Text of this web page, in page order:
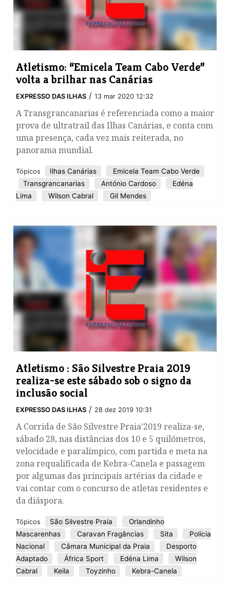
Atletismo: “Emicela Team Cabo Verde”
volta a brilhar nas Canárias
EXPRESSO DAS ILHAS / 13 mar 2020 12:32
A Transgrancanarias é referenciada como a maior
prova de ultratrail das Ilhas Canárias, e conta com
uma presença, cada vez mais reiterada, no
panorama mundial.
Tópicos Ilhas Canárias
Emicela Team Cabo Verde
Transgrancanarias
António Cardoso
Edéna
Lima
Wilson Cabral Gil Mendes
Atletismo : São Silvestre Praia 2019
realiza-se este sábado sob o signo da
inclusão social
EXPRESSO DAS ILHAS / 28 dez 2019 10:31
A Corrida de São Silvestre Praia’2019 realiza-se,
sábado 28, nas distâncias dos 10 e 5 quilómetros,
velocidade e paralímpico, com partida e meta na
zona requalificada de Kebra-Canela e passagem
por algumas das principais artérias da cidade e
vai contar com o concurso de atletas residentes e
da diáspora.
Tópicos São Silvestre Praia
Orlandinho
Mascarenhas
Caravan Fragâncias Sita
Polícia
Nacional
Câmara Municipal da Praia
Desporto
Adaptado
África Sport Edéna Lima
Wilson
Cabral
Keila Toyzinho Kebra-Canela